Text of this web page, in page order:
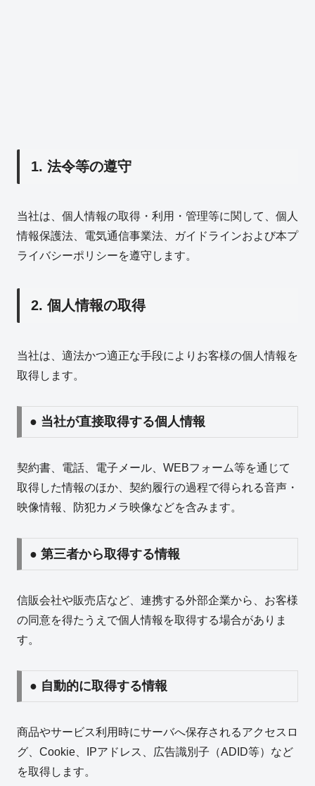
1. 法令等の遵守
当社は、個人情報の取得・利用・管理等に関して、個人
情報保護法、電気通信事業法、ガイドラインおよび本プ
ライバシーポリシーを遵守します。
2. 個人情報の取得
当社は、適法かつ適正な手段によりお客様の個人情報を
取得します。
● 当社が直接取得する個人情報
契約書、電話、電子メール、WEBフォーム等を通じて
取得した情報のほか、契約履行の過程で得られる音声・
映像情報、防犯カメラ映像などを含みます。
● 第三者から取得する情報
信販会社や販売店など、連携する外部企業から、お客様
の同意を得たうえで個人情報を取得する場合がありま
す。
● 自動的に取得する情報
商品やサービス利用時にサーバへ保存されるアクセスロ
グ、Cookie、IPアドレス、広告識別子（ADID等）など
を取得します。